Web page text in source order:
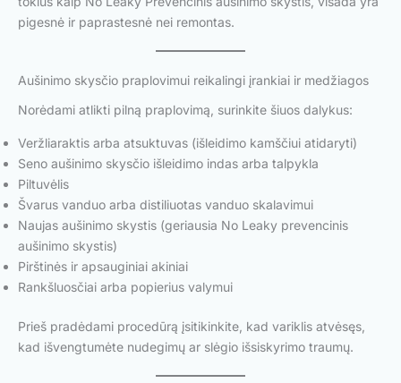
pigesnė ir paprastesnė nei remontas.
Aušinimo skysčio praplovimui reikalingi įrankiai ir medžiagos
Norėdami atlikti pilną praplovimą, surinkite šiuos dalykus:
Veržliaraktis arba atsuktuvas (išleidimo kamščiui atidaryti)
Seno aušinimo skysčio išleidimo indas arba talpykla
Piltuvėlis
Švarus vanduo arba distiliuotas vanduo skalavimui
Naujas aušinimo skystis (geriausia No Leaky prevencinis
aušinimo skystis)
Pirštinės ir apsauginiai akiniai
Rankšluosčiai arba popierius valymui
Prieš pradėdami procedūrą įsitikinkite, kad variklis atvėsęs,
kad išvengtumėte nudegimų ar slėgio išsiskyrimo traumų.